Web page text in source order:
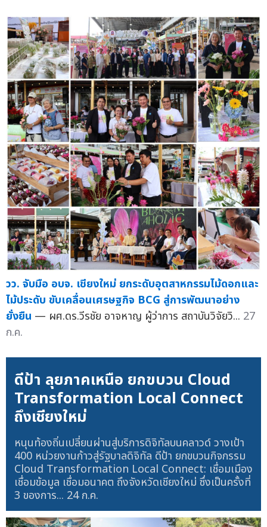
วว. จับมือ อบจ. เชียงใหม่ ยกระดับอุตสาหกรรมไม้ดอกและ
ไม้ประดับ ขับเคลื่อนเศรษฐกิจ BCG สู่การพัฒนาอย่าง
ยั่งยืน — ผศ.ดร.วีรชัย อาจหาญ ผู้ว่าการ สถาบันวิจัยวิ... 27
ก.ค.
ดีป้า ลุยภาคเหนือ ยกขบวน Cloud
Transformation Local Connect
ถึงเชียงใหม่
หนุนท้องถิ่นเปลี่ยนผ่านสู่บริการดิจิทัลบนคลาวด์ วางเป้า
400 หน่วยงานก้าวสู่รัฐบาลดิจิทัล ดีป้า ยกขบวนกิจกรรม
Cloud Transformation Local Connect: เชื่อมเมือง
เชื่อมข้อมูล เชื่อมอนาคต ถึงจังหวัดเชียงใหม่ ซึ่งเป็นครั้งที่
3 ของการ... 24 ก.ค.